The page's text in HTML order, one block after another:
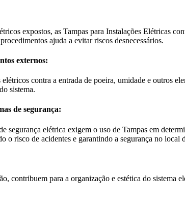
expostos, as Tampas para Instalações Elétricas
ajuda a evitar riscos desnecessários.
externos:
contra a entrada de poeira, umidade e outros
sistema.
de segurança:
segurança elétrica exigem o uso de Tampas em
o risco de acidentes e garantindo a segurança no local
contribuem para a organização e estética do